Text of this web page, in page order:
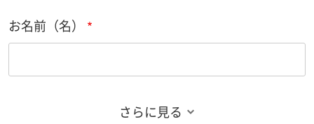
お名前（名）
さらに見る